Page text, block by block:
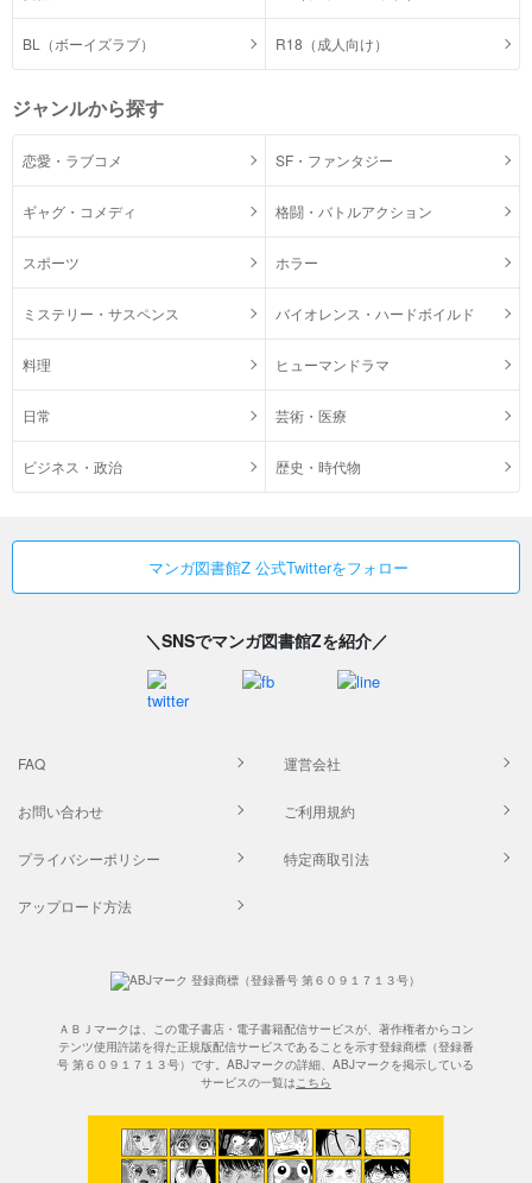
BL（ボーイズラブ） R18（成人向け）
ジャンルから探す
恋愛・ラブコメ SF・ファンタジー
ギャグ・コメディ 格闘・バトルアクション
スポーツ ホラー
ミステリー・サスペンス バイオレンス・ハードボイルド
料理 ヒューマンドラマ
日常 芸術・医療
ビジネス・政治 歴史・時代物
マンガ図書館Z 公式Twitterをフォロー
＼SNSでマンガ図書館Zを紹介／
FAQ 運営会社
お問い合わせ ご利用規約
プライバシーポリシー 特定商取引法
アップロード方法
ＡＢＪマークは、この電子書店・電子書籍配信サービスが、著作権者からコン
テンツ使用許諾を得た正規版配信サービスであることを示す登録商標（登録番
号 第６０９１７１３号）です。ABJマークの詳細、ABJマークを掲示している
サービスの一覧はこちら